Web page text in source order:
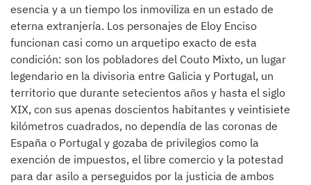
esencia y a un tiempo los inmoviliza en un estado de
eterna extranjería. Los personajes de Eloy Enciso
funcionan casi como un arquetipo exacto de esta
condición: son los pobladores del Couto Mixto, un lugar
legendario en la divisoria entre Galicia y Portugal, un
territorio que durante setecientos años y hasta el siglo
XIX, con sus apenas doscientos habitantes y veintisiete
kilómetros cuadrados, no dependía de las coronas de
España o Portugal y gozaba de privilegios como la
exención de impuestos, el libre comercio y la potestad
para dar asilo a perseguidos por la justicia de ambos